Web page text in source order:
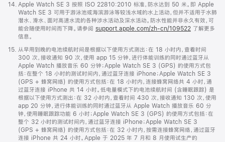
脚
14. Apple Watch SE 3 按照 ISO 22810:2010 标准，防水达到 50 米。即 Apple
Watch SE 3 可用于游泳池或海滨游泳等较浅水域的水上活动，但并不适用于水肺
潜水、滑水、面对高速水流的各种涉水活动及深水活动。防水性能并非永久有效，可
能会随使用时间而下降。请参阅 support.apple.com/zh-cn/109522 了解更多
信息。
脚
15.
从早用到晚的电池续航时间是根据以下使用方式测出：在 18 小时内，查看时间
300 次，接收通知 90 次，使用 app 15 分钟，进行体能训练的同时通过蓝牙从
Apple Watch 播放音乐 60 分钟；Apple Watch SE 3 (GPS) 的使用方式包
括：在整个 18 小时的测试时间内，通过蓝牙连接 iPhone；Apple Watch SE 3
(GPS + 蜂窝网络) 的使用方式包括：在 18 小时内，连接蜂窝网络共 4 小时，通
过蓝牙连接 iPhone 共 14 小时。低电量模式下的电池续航时间 (含睡眠跟踪) 是
根据以下使用方式测出：在 32 小时内，查看时间 430 次，接收通知 130 次，使用
app 20 分钟，进行体能训练的同时通过蓝牙从 Apple Watch 播放音乐 60 分
钟，使用睡眠跟踪功能 6 小时；Apple Watch SE 3 (GPS) 的使用方式包括：在
整个 32 小时的测试时间内，通过蓝牙连接 iPhone；Apple Watch SE 3
(GPS + 蜂窝网络) 的使用方式包括：在 32 小时内，按需连接蜂窝网络，通过蓝牙
连接 iPhone 共 24 小时。Apple 于 2025 年 7 月和 8 月使用试生产的